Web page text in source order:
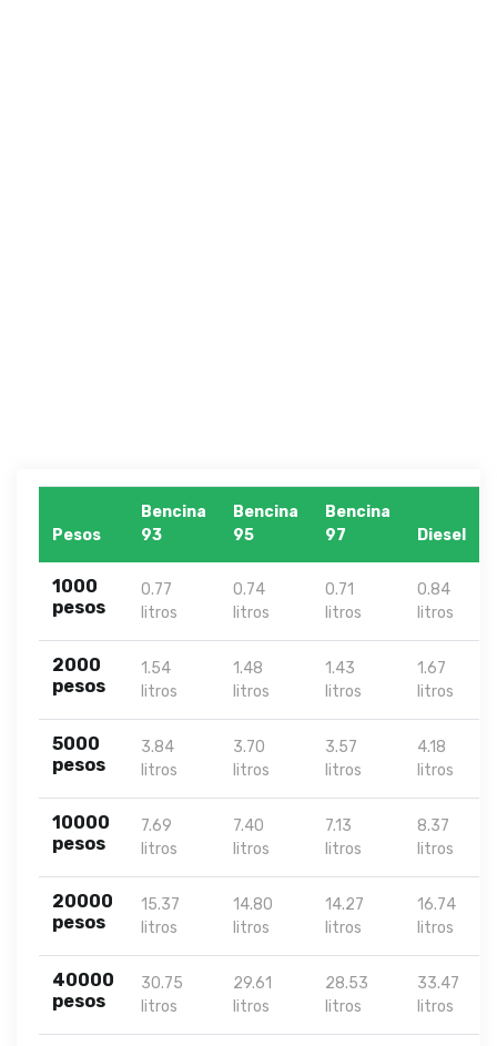
Pesos
Bencina
93
Bencina
95
Bencina
97
Diesel
1000
pesos
0.77
litros
0.74
litros
0.71
litros
0.84
litros
2000
pesos
1.54
litros
1.48
litros
1.43
litros
1.67
litros
5000
pesos
3.84
litros
3.70
litros
3.57
litros
4.18
litros
10000
pesos
7.69
litros
7.40
litros
7.13
litros
8.37
litros
20000
pesos
15.37
litros
14.80
litros
14.27
litros
16.74
litros
40000
pesos
30.75
litros
29.61
litros
28.53
litros
33.47
litros